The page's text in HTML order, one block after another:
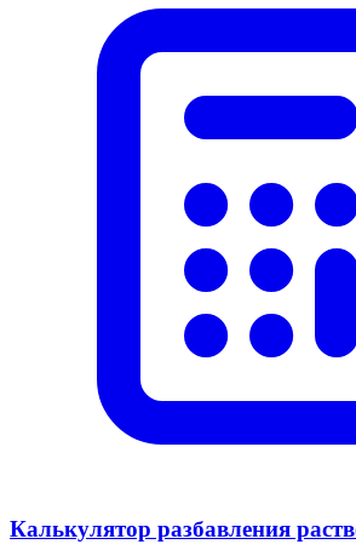
Калькулятор разбавления